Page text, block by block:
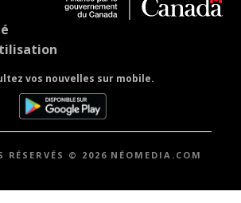
vos nouvelles sur mobile.
RÉSERVÉS © 2026 NÉOMEDIA.COM